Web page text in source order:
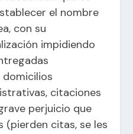
el nombre
con su
impidiendo
citaciones
perjuicio que
(pierden citas, se les